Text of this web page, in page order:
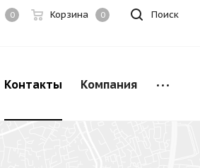
Поиск
0 Корзина 0
Контакты Компания